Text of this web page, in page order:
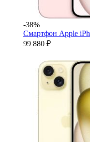
-38%
Смартфон Apple
99 880 ₽